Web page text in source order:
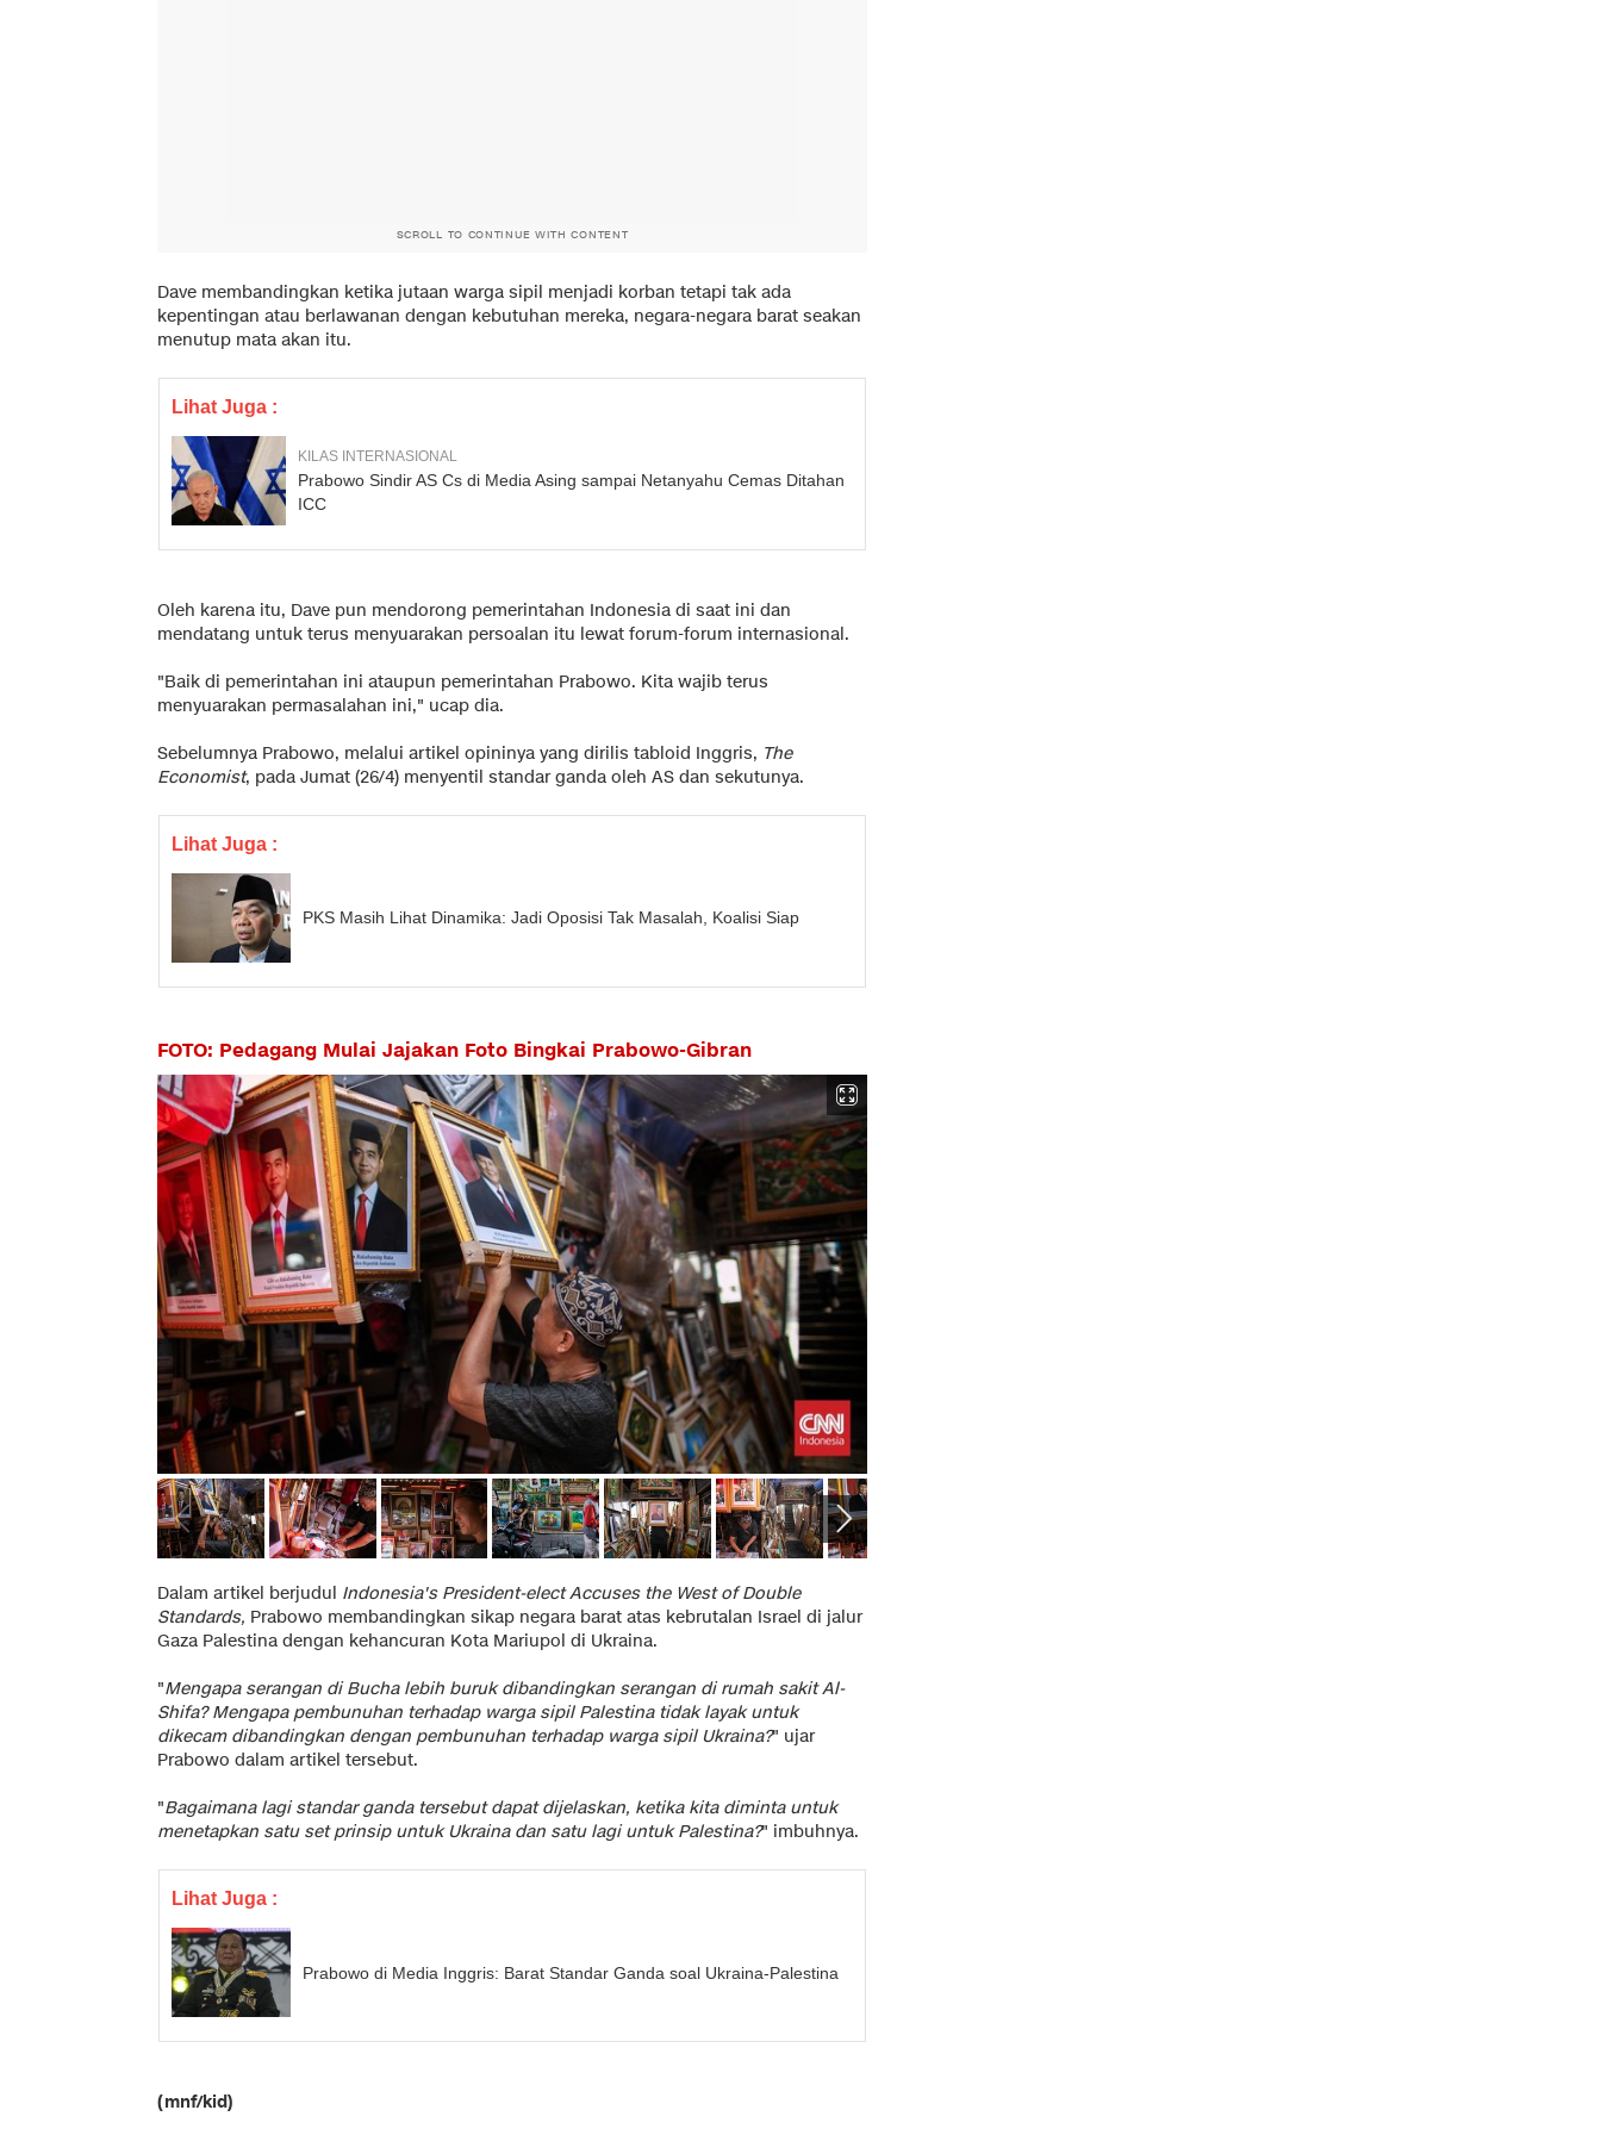
SCROLL TO CONTINUE WITH CONTENT
Dave membandingkan ketika jutaan warga sipil menjadi korban tetapi tak ada
kepentingan atau berlawanan dengan kebutuhan mereka, negara-negara barat seakan
menutup mata akan itu.
Lihat Juga :
KILAS INTERNASIONAL
Prabowo Sindir AS Cs di Media Asing sampai Netanyahu Cemas Ditahan
ICC
Oleh karena itu, Dave pun mendorong pemerintahan Indonesia di saat ini dan
mendatang untuk terus menyuarakan persoalan itu lewat forum-forum internasional.
"Baik di pemerintahan ini ataupun pemerintahan Prabowo. Kita wajib terus
menyuarakan permasalahan ini," ucap dia.
Sebelumnya Prabowo, melalui artikel opininya yang dirilis tabloid Inggris, The
Economist, pada Jumat (26/4) menyentil standar ganda oleh AS dan sekutunya.
Lihat Juga :
PKS Masih Lihat Dinamika: Jadi Oposisi Tak Masalah, Koalisi Siap
FOTO: Pedagang Mulai Jajakan Foto Bingkai Prabowo-Gibran
Dalam artikel berjudul Indonesia's President-elect Accuses the West of Double
Standards, Prabowo membandingkan sikap negara barat atas kebrutalan Israel di jalur
Gaza Palestina dengan kehancuran Kota Mariupol di Ukraina.
"Mengapa serangan di Bucha lebih buruk dibandingkan serangan di rumah sakit Al-
Shifa? Mengapa pembunuhan terhadap warga sipil Palestina tidak layak untuk
dikecam dibandingkan dengan pembunuhan terhadap warga sipil Ukraina?" ujar
Prabowo dalam artikel tersebut.
"Bagaimana lagi standar ganda tersebut dapat dijelaskan, ketika kita diminta untuk
menetapkan satu set prinsip untuk Ukraina dan satu lagi untuk Palestina?" imbuhnya.
Lihat Juga :
Prabowo di Media Inggris: Barat Standar Ganda soal Ukraina-Palestina
(mnf/kid)